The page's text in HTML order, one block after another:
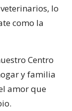
lo
como la
Centro
y familia
amor que